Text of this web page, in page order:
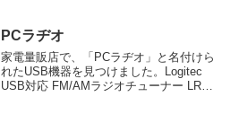
PCラヂオ
家電量販店で、「PCラヂオ」と名付けら
れたUSB機器を見つけました。Logitec
USB対応 FM/AMラジオチューナー LRT-